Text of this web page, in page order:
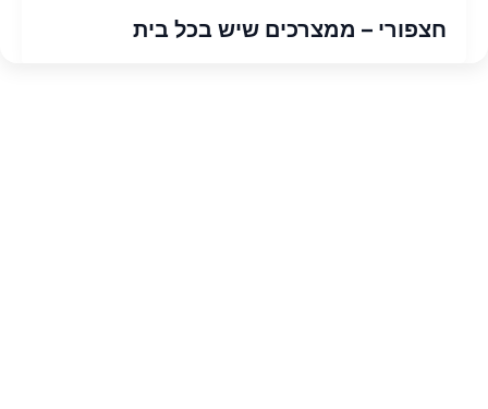
חצפורי – ממצרכים שיש בכל בית